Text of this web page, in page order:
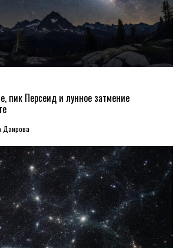
пик Персеид и лунное затмение
Даирова